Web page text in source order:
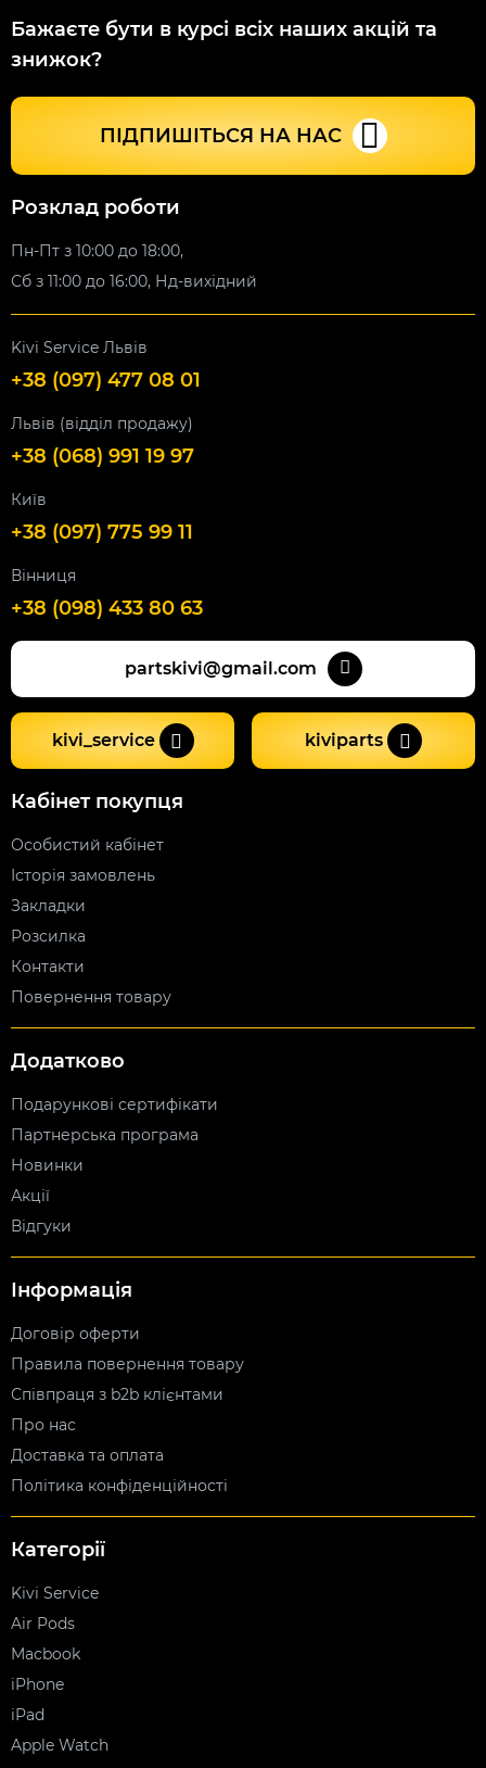
Бажаєте бути в курсі всіх наших акцій та
знижок?
ПІДПИШІТЬСЯ НА НАС
Розклад роботи
Пн-Пт з 10:00 до 18:00,
Сб з 11:00 до 16:00, Нд-вихідний
Kivi Service Львів
+38 (097) 477 08 01
Львів (відділ продажу)
+38 (068) 991 19 97
Київ
+38 (097) 775 99 11
Вінниця
+38 (098) 433 80 63
partskivi@gmail.com
kivi_service kiviparts
Кабінет покупця
Особистий кабінет
Історія замовлень
Закладки
Розсилка
Контакти
Повернення товару
Додатково
Подарункові сертифікати
Партнерська програма
Новинки
Акції
Відгуки
Інформація
Договір оферти
Правила повернення товару
Співпраця з b2b клієнтами
Про нас
Доставка та оплата
Політика конфіденційності
Категорії
Kivi Service
Air Pods
Macbook
iPhone
iPad
Apple Watch